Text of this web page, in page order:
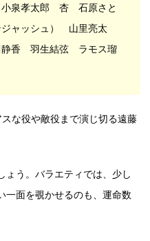
泉孝太郎 杏 石原さと
ャッシュ） 山里亮太
静香 羽生結弦 ラモス瑠
な役や敵役まで演じ切る遠藤
ょう。バラエティでは、少し
一面を覗かせるのも、運命数